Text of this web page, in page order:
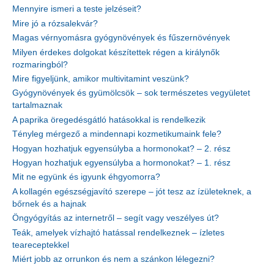
Mennyire ismeri a teste jelzéseit?
Mire jó a rózsalekvár?
Magas vérnyomásra gyógynövények és fűszernövények
Milyen érdekes dolgokat készítettek régen a királynők
rozmaringból?
Mire figyeljünk, amikor multivitamint veszünk?
Gyógynövények és gyümölcsök – sok természetes vegyületet
tartalmaznak
A paprika öregedésgátló hatásokkal is rendelkezik
Tényleg mérgező a mindennapi kozmetikumaink fele?
Hogyan hozhatjuk egyensúlyba a hormonokat? – 2. rész
Hogyan hozhatjuk egyensúlyba a hormonokat? – 1. rész
Mit ne együnk és igyunk éhgyomorra?
A kollagén egészségjavító szerepe – jót tesz az ízületeknek, a
bőrnek és a hajnak
Öngyógyítás az internetről – segít vagy veszélyes út?
Teák, amelyek vízhajtó hatással rendelkeznek – ízletes
teareceptekkel
Miért jobb az orrunkon és nem a szánkon lélegezni?